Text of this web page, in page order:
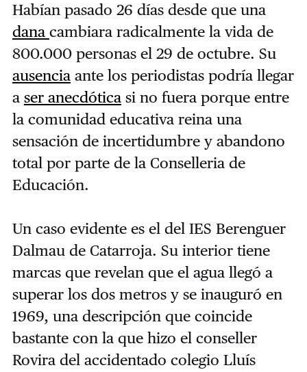
Habían pasado 26 días desde que una
dana cambiara radicalmente la vida de
800.000 personas el 29 de octubre. Su
ausenciaante los periodistas podría llegar
a ser anecdóticasi no fuera porque entre
la comunidad educativa reina una
sensación de incertidumbre y abandono
total por parte de la Conselleria de
Educación.
Un caso evidente es el del IES Berenguer
Dalmau de Catarroja. Su interior tiene
marcas que revelan que el agua llegó a
superar los dos metros y se inauguró en
1969, una descripción que coincide
bastante con la que hizo el conseller
Rovira del accidentado colegio Lluís